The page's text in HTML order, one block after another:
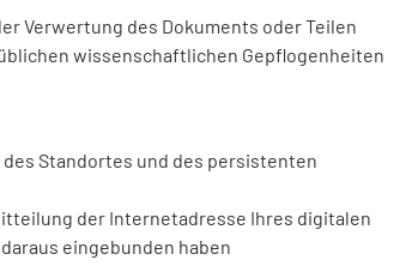
Verwertung des Dokuments oder Teilen
wissenschaftlichen Gepflogenheiten
Standortes und des persistenten
der Internetadresse Ihres digitalen
eingebunden haben